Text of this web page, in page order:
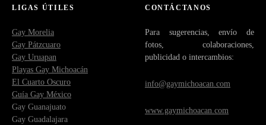
LIGAS ÚTILES
Gay Morelia
Gay Pátzcuaro
Gay Uruapan
Playas Gay Michoacán
El Cuarto Oscuro
Guía Gay México
Gay Guanajuato
Gay Guadalajara
CONTÁCTANOS
Para sugerencias, envío de
fotos, colaboraciones,
publicidad o intercambios:
info@gaymichoacan.com
www.gaymichoacan.com